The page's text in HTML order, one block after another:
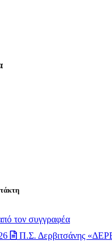
τον συγγραφέα
Π.Σ. Δερβιτσάνης